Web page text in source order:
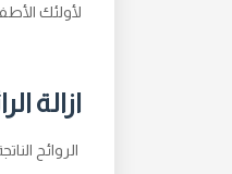
لأولئك
ازالة
الروائح